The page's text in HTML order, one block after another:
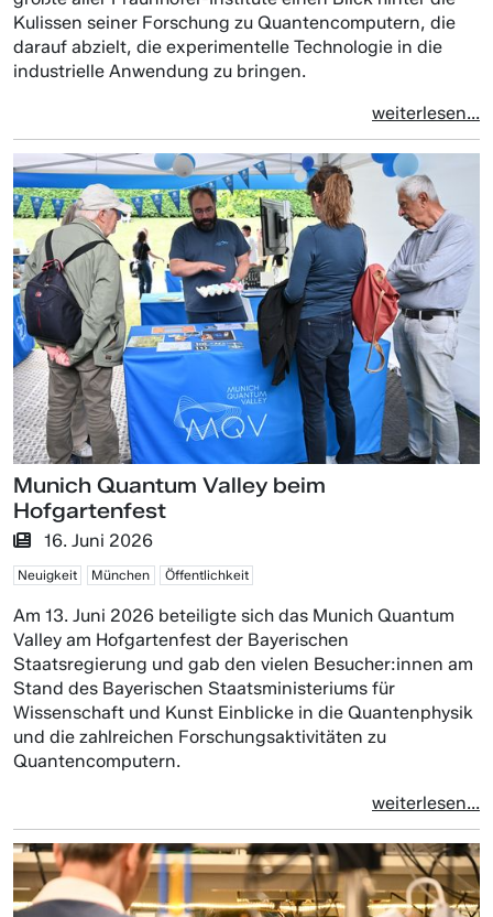
Kulissen seiner Forschung zu Quantencomputern, die
darauf abzielt, die experimentelle Technologie in die
industrielle Anwendung zu bringen.
weiterlesen...
Munich Quantum Valley beim
Hofgartenfest
16. Juni 2026
Neuigkeit München Öffentlichkeit
Am 13. Juni 2026 beteiligte sich das Munich Quantum
Valley am Hofgartenfest der Bayerischen
Staatsregierung und gab den vielen Besucher:innen am
Stand des Bayerischen Staatsministeriums für
Wissenschaft und Kunst Einblicke in die Quantenphysik
und die zahlreichen Forschungsaktivitäten zu
Quantencomputern.
weiterlesen...